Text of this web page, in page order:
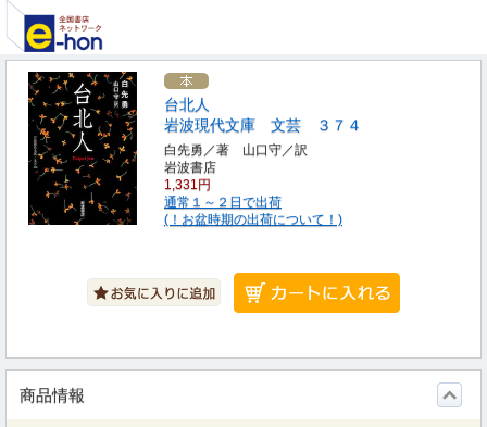
台北人
岩波現代文庫 文芸 ３７４
白先勇／著 山口守／訳
岩波書店
1,331円
通常１～２日で出荷
(！お盆時期の出荷について！)
商品情報